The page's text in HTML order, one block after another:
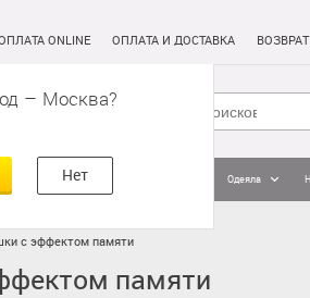
– Москва
Нет
ONLINE ОПЛАТА И ДОСТАВКА
Постельное белье Одеяла
с эффектом памяти
памяти